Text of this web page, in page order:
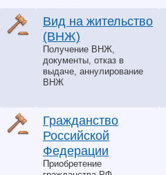
Вид на жительство
(ВНЖ)
Получение ВНЖ,
документы, отказ в
выдаче, аннулирование
ВНЖ
Гражданство
Российской
Федерации
Приобретение